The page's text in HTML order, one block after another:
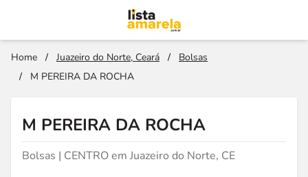
Home / Juazeiro do Norte, Ceará /
Bolsas
/
M PEREIRA DA ROCHA
M PEREIRA DA ROCHA
Bolsas | CENTRO em Juazeiro do Norte, CE